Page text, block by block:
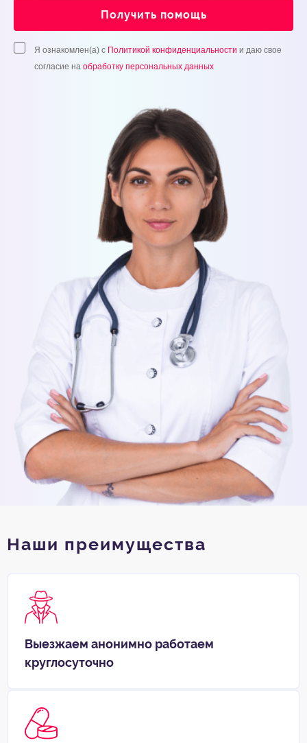
Получить помощь
Я ознакомлен(а) с Политикой конфиденциальности и даю свое
согласие на обработку персональных данных
Наши преимущества
Выезжаем анонимно работаем
круглосуточно